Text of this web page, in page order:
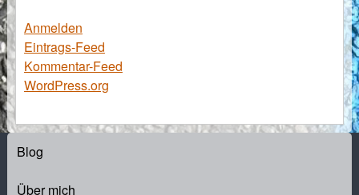
Anmelden
Eintrags-Feed
Kommentar-Feed
WordPress.org
Blog
Über mich